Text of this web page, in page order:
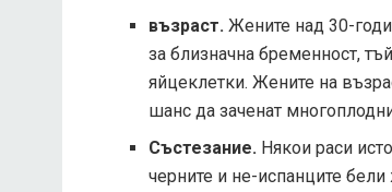
възраст. Жените над 30-
за близначна бременност,
яйцеклетки. Жените на
шанс да заченат
Състезание. Някои раси
черните и не-испанците